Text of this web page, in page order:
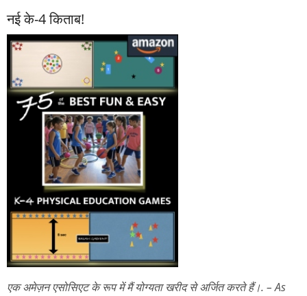
नई के-4 किताब!
एक अमेज़न एसोसिएट के रूप में मैं योग्यता खरीद से अर्जित करते हैं।. – As